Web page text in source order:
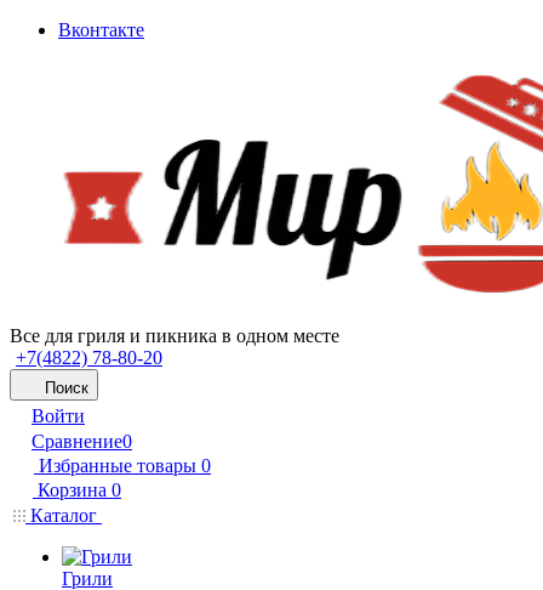
Вконтакте
Все для гриля и пикника в одном месте
+7(4822) 78-80-20
Поиск
Войти
Сравнение0
Избранные товары 0
Корзина 0
Каталог
Грили